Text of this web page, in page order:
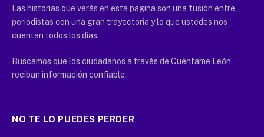
Las historias que verás en esta página son una fusión entre
periodistas con una gran trayectoria y lo que ustedes nos
cuentan todos los días.
Buscamos que los ciudadanos a través de Cuéntame León
reciban información confiable.
NO TE LO PUEDES PERDER